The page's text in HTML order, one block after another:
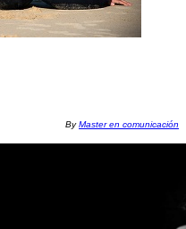
ByMaster en comunicación